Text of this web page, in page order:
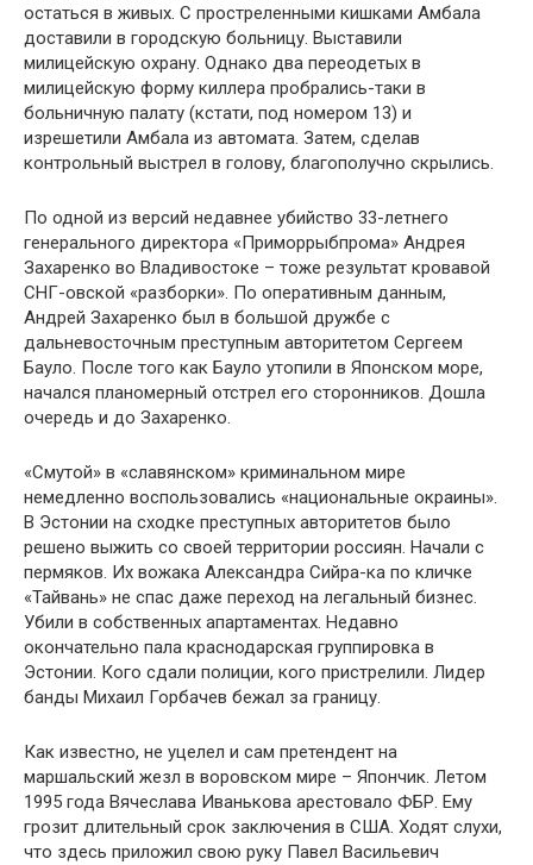
остаться в живых. С простреленными кишками Амбала
доставили в городскую больницу. Выставили
милицейскую охрану. Однако два переодетых в
милицейскую форму киллера пробрались-таки в
больничную палату (кстати, под номером 13) и
изрешетили Амбала из автомата. Затем, сделав
контрольный выстрел в голову, благополучно скрылись.
По одной из версий недавнее убийство 33-летнего
генерального директора «Приморрыбпрома» Андрея
Захаренко во Владивостоке – тоже результат кровавой
СНГ-овской «разборки». По оперативным данным,
Андрей Захаренко был в большой дружбе с
дальневосточным преступным авторитетом Сергеем
Бауло. После того как Бауло утопили в Японском море,
начался планомерный отстрел его сторонников. Дошла
очередь и до Захаренко.
«Смутой» в «славянском» криминальном мире
немедленно воспользовались «национальные окраины».
В Эстонии на сходке преступных авторитетов было
решено выжить со своей территории россиян. Начали с
пермяков. Их вожака Александра Сийра-ка по кличке
«Тайвань» не спас даже переход на легальный бизнес.
Убили в собственных апартаментах. Недавно
окончательно пала краснодарская группировка в
Эстонии. Кого сдали полиции, кого пристрелили. Лидер
банды Михаил Горбачев бежал за границу.
Как известно, не уцелел и сам претендент на
маршальский жезл в воровском мире – Япончик. Летом
1995 года Вячеслава Иванькова арестовало ФБР. Ему
грозит длительный срок заключения в США. Ходят слухи,
что здесь приложил свою руку Павел Васильевич